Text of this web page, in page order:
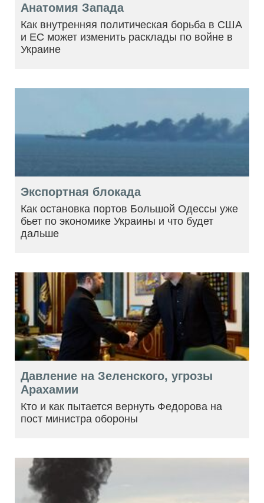
Анатомия Запада
Как внутренняя политическая борьба в США
и ЕС может изменить расклады по войне в
Украине
Экспортная блокада
Как остановка портов Большой Одессы уже
бьет по экономике Украины и что будет
дальше
Давление на Зеленского, угрозы
Арахамии
Кто и как пытается вернуть Федорова на
пост министра обороны